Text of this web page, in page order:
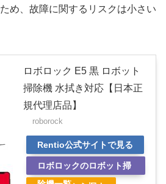
め、故障に関するリスクは小さい
ロボロック E5 黒 ロボット
掃除機 水拭き対応【日本正
規代理店品】
roborock
Rentio公式サイトで見る
ロボロックのロボット掃